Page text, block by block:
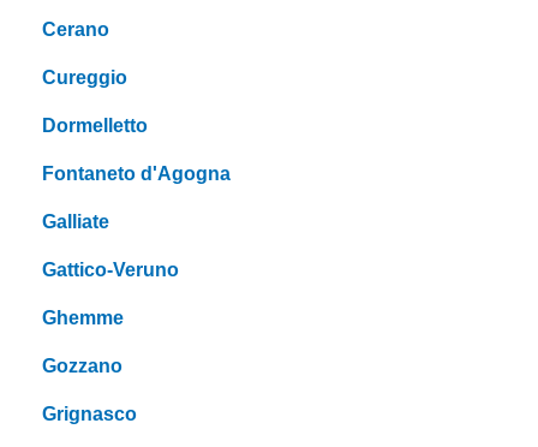
Cerano
Cureggio
Dormelletto
Fontaneto d'Agogna
Galliate
Gattico-Veruno
Ghemme
Gozzano
Grignasco